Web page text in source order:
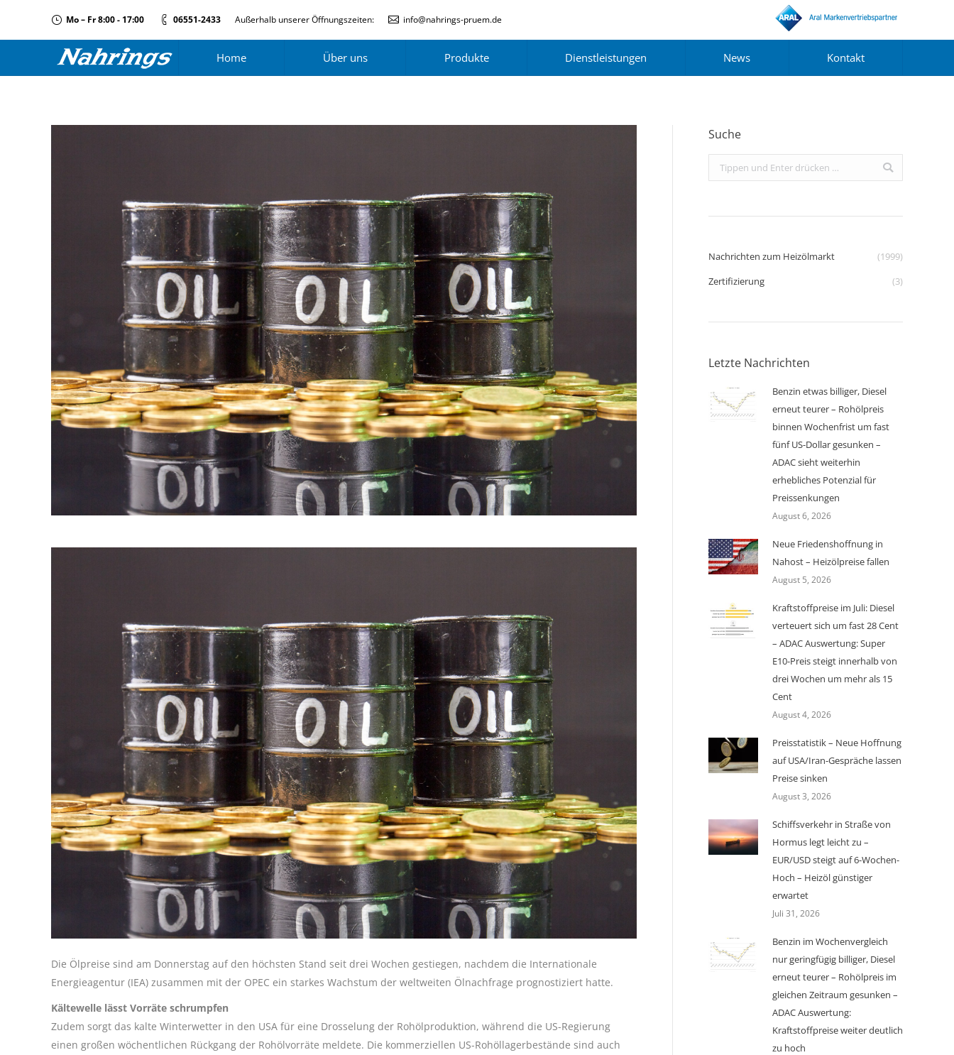
Mo – Fr 8:00 - 17:00 06551-2433 Außerhalb unserer Öffnungszeiten: info@nahrings-pruem.de
Home Über uns Produkte Dienstleistungen News Kontakt
Die Ölpreise sind am Donnerstag auf den höchsten Stand seit drei Wochen gestiegen, nachdem die Internationale
Energieagentur (IEA) zusammen mit der OPEC ein starkes Wachstum der weltweiten Ölnachfrage prognostiziert hatte.
Kältewelle lässt Vorräte schrumpfen
Zudem sorgt das kalte Winterwetter in den USA für eine Drosselung der Rohölproduktion, während die US-Regierung
einen großen wöchentlichen Rückgang der Rohölvorräte meldete. Die kommerziellen US-Rohöllagerbestände sind auch
Suche
Search:
Nachrichten zum Heizölmarkt
(1999)
Zertifizierung
(3)
Letzte Nachrichten
Benzin etwas billiger, Diesel
erneut teurer – Rohölpreis
binnen Wochenfrist um fast
fünf US-Dollar gesunken –
ADAC sieht weiterhin
erhebliches Potenzial für
Preissenkungen
August 6, 2026
Neue Friedenshoffnung in
Nahost – Heizölpreise fallen
August 5, 2026
Kraftstoffpreise im Juli: Diesel
verteuert sich um fast 28 Cent
– ADAC Auswertung: Super
E10-Preis steigt innerhalb von
drei Wochen um mehr als 15
Cent
August 4, 2026
Preisstatistik – Neue Hoffnung
auf USA/Iran-Gespräche lassen
Preise sinken
August 3, 2026
Schiffsverkehr in Straße von
Hormus legt leicht zu –
EUR/USD steigt auf 6-Wochen-
Hoch – Heizöl günstiger
erwartet
Juli 31, 2026
Benzin im Wochenvergleich
nur geringfügig billiger, Diesel
erneut teurer – Rohölpreis im
gleichen Zeitraum gesunken –
ADAC Auswertung:
Kraftstoffpreise weiter deutlich
zu hoch